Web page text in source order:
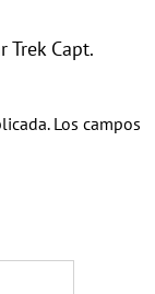
Trek Capt.
Los campos